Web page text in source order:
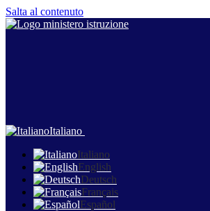
Salta al contenuto
Italiano
Italiano
English
Deutsch
Français
Español